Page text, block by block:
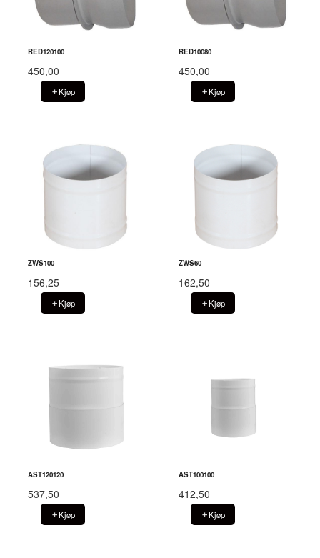
RED120100
450,00
Kjøp
RED10080
450,00
Kjøp
ZWS100
156,25
Kjøp
ZWS60
162,50
Kjøp
AST120120
537,50
Kjøp
AST100100
412,50
Kjøp